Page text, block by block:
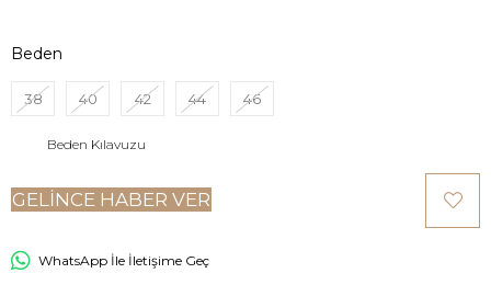
Beden
38 40 42 44 46
Beden Kılavuzu
GELINCE HABER VER
WhatsApp İle İletişime Geç